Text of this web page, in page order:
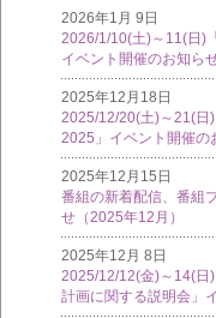
2026年1月 9日
2026/1/10(土)～11(日)
イベント開催のお知ら
2025年12月18日
2025/12/20(土)～21(日
2025」イベント開催の
2025年12月15日
番組の新着配信、番組
せ（2025年12月）
2025年12月 8日
2025/12/12(金)～14(日
計画に関する説明会」